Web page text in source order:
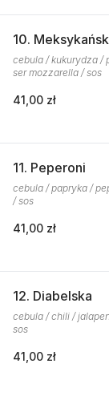
10.
cebula / kukurydza /
ser mozzarella / sos
41,00 zł
11. Peperoni
cebula / papryka /
/ sos
41,00 zł
12. Diabelska
cebula / chili /
sos
41,00 zł